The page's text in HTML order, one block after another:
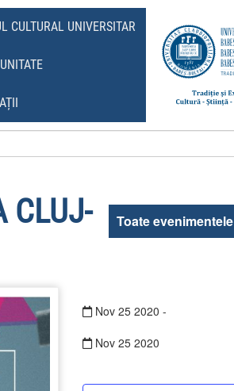
CULTURAL UNIVERSITAR
Toate evenimentele
CLUJ-
Nov 25 2020 -
Nov 25 2020